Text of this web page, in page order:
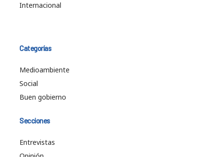
Internacional
Categorías
Medioambiente
Social
Buen gobierno
Secciones
Entrevistas